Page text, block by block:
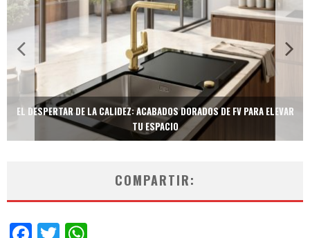
TECNOLOGÍA Y BIENESTAR DE VANGUARDIA: EL INODORO INTELIGENTE
NEOTECH DE FV.
COMPARTIR: